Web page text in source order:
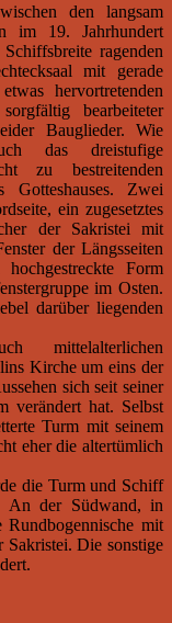
den langsam
im 19. Jahrhundert
ragenden
mit gerade
hervortretenden
bearbeiteter
Bauglieder. Wie
das dreistufige
zu bestreitenden
Gotteshauses. Zwei
ein zugesetztes
der Sakristei mit
der Längsseiten
Form
im Osten.
darüber liegenden
mittelalterlichen
Kirche um eins der
sich seit seiner
verändert hat. Selbst
Turm mit seinem
eher die altertümlich
die Turm und Schiff
An der Südwand, in
mit
Die sonstige